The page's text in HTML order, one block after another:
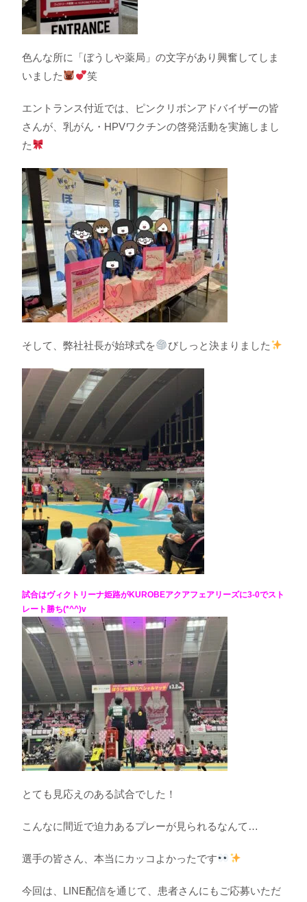
色んな所に「ぼうしや薬局」の文字があり興奮してしま
いました
笑
エントランス付近では、ピンクリボンアドバイザーの皆
さんが、乳がん・HPVワクチンの啓発活動を実施しまし
た
そして、弊社社長が始球式を びしっと決まりました
試合はヴィクトリーナ姫路がKUROBEアクアフェアリーズに3-0でスト
レート勝ち(*^^)v
とても見応えのある試合でした！
こんなに間近で迫力あるプレーが見られるなんて…
選手の皆さん、本当にカッコよかったです
今回は、LINE配信を通じて、患者さんにもご応募いただ